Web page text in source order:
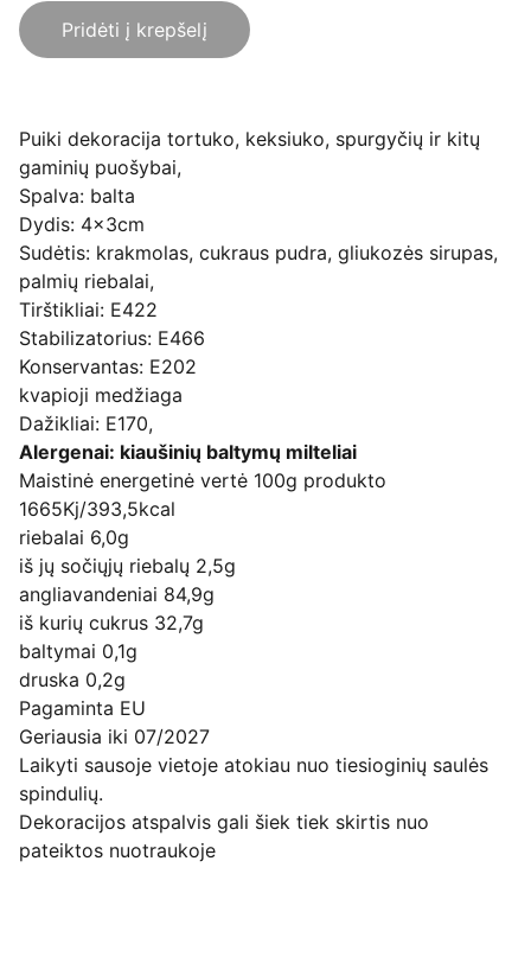
Pridėti į krepšelį
Puiki dekoracija tortuko, keksiuko, spurgyčių ir kitų
gaminių puošybai,
Spalva: balta
Dydis: 4x3cm
Sudėtis: krakmolas, cukraus pudra, gliukozės sirupas,
palmių riebalai,
Tirštikliai: E422
Stabilizatorius: E466
Konservantas: E202
kvapioji medžiaga
Dažikliai: E170,
Alergenai: kiaušinių baltymų milteliai
Maistinė energetinė vertė 100g produkto
1665Kj/393,5kcal
riebalai 6,0g
iš jų sočiųjų riebalų 2,5g
angliavandeniai 84,9g
iš kurių cukrus 32,7g
baltymai 0,1g
druska 0,2g
Pagaminta EU
Geriausia iki 07/2027
Laikyti sausoje vietoje atokiau nuo tiesioginių saulės
spindulių.
Dekoracijos atspalvis gali šiek tiek skirtis nuo
pateiktos nuotraukoje